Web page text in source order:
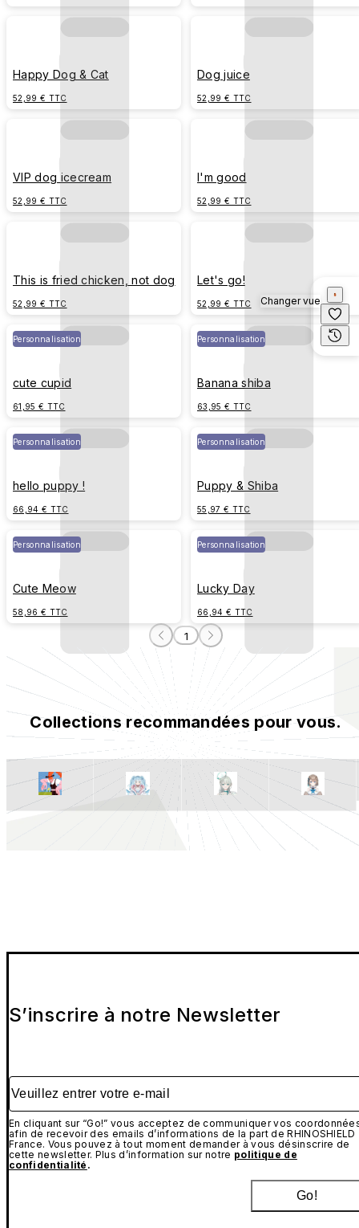
Happy Dog & Cat
52,99 € TTC
Dog juice
52,99 € TTC
VIP dog icecream
52,99 € TTC
I'm good
52,99 € TTC
This is fried chicken, not dog
52,99 € TTC
Let's go!
52,99 € TTC
Personnalisation
cute cupid
61,95 € TTC
Personnalisation
Banana shiba
63,95 € TTC
Personnalisation
hello puppy !
66,94 € TTC
Personnalisation
Puppy & Shiba
55,97 € TTC
Personnalisation
Cute Meow
58,96 € TTC
Personnalisation
Lucky Day
66,94 € TTC
1
Collections recommandées pour vous.
Changer vue
S’inscrire à notre Newsletter
Veuillez entrer votre e-mail
En cliquant sur “Go!” vous acceptez de communiquer vos
afin de recevoir des emails d’informations de la part de RHINOSHIELD
France. Vous pouvez à tout moment demander à vous désinscrire de
cette newsletter. Plus d’information sur notre politique de
confidentialité .
Go!